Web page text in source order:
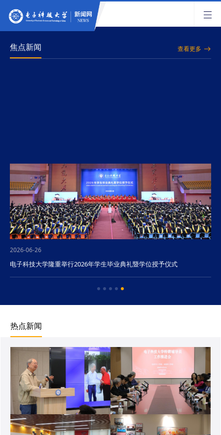
焦点新闻 查看更多
2026-06-26
电子科技大学隆重举行2026年学生毕业典礼暨学位授予仪式
热点新闻